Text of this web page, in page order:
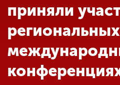
Наука
Международная
деятельность
приняли